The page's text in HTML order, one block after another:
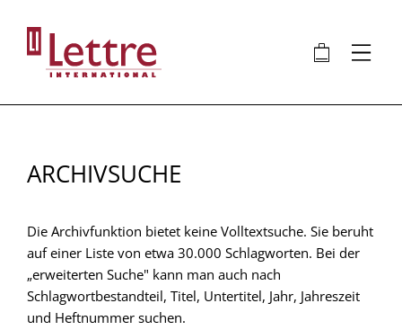
Inhalt
🛍 ⋮
ARCHIVSUCHE
Die Archivfunktion bietet keine Volltextsuche. Sie beruht
auf einer Liste von etwa 30.000 Schlagworten. Bei der
„erweiterten Suche" kann man auch nach
Schlagwortbestandteil, Titel, Untertitel, Jahr, Jahreszeit
und Heftnummer suchen.